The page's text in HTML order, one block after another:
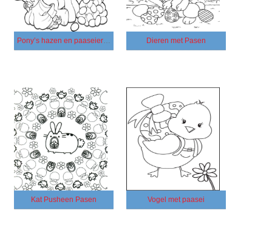
Pony’s hazen en paaseieren Dieren met Pasen
Kat Pusheen Pasen Vogel met paasei